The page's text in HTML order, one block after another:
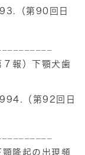
（第90回日
報）下顎犬歯
（第92回日
隆起の出現頻